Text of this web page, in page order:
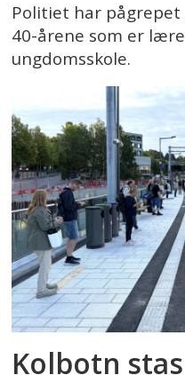
Politiet har
40-årene som er
ungdomsskole.
Kolbotn